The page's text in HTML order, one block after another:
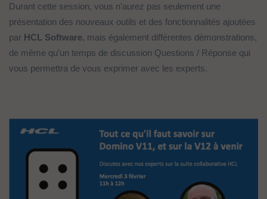
Durant cette session, vous n’aurez pas seulement une
présentation des nouveaux outils et des fonctionnalités ajoutées
par HCL Software, mais également différentes démonstrations,
de même qu’un temps de discussion Questions / Réponse qui
vous permettra de vous exprimer avec les experts.